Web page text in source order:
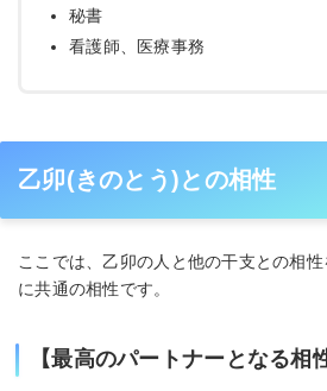
秘書
看護師、医療事務
乙卯(きのとう)との相性
ここでは、乙卯の人と他の干支との相
に共通の相性です。
【最高のパートナーとなる相